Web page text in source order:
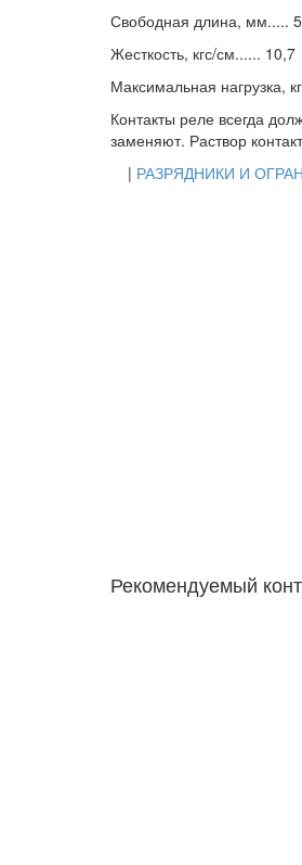
Свободная длина, мм.....
Жесткость, кгс/см...... 10,7
Максимальная нагрузка,
Контакты реле всегда
заменяют. Раствор
| РАЗРЯДНИКИ И
Рекомендуемый